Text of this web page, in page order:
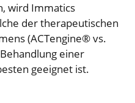
wird Immatics
der therapeutischen
(ACTengine® vs.
einer
geeignet ist.